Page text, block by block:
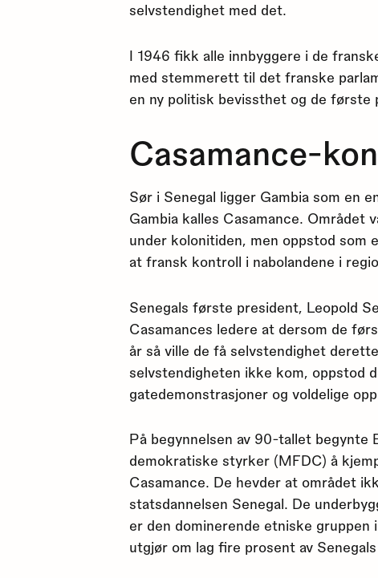
selvstendighet med det.
I 1946 fikk alle innbyggere i de
med stemmerett til det franske
en ny politisk bevissthet og de første
Casamance-
Sør i Senegal ligger Gambia som en
Gambia kalles Casamance. Området
under kolonitiden, men oppstod som
at fransk kontroll i nabolandene i
Senegals første president, Leopold
Casamances ledere at dersom de
år så ville de få selvstendighet
selvstendigheten ikke kom, oppstod
gatedemonstrasjoner og voldelige
På begynnelsen av 90-tallet begynte
demokratiske styrker (MFDC) å
Casamance. De hevder at området
statsdannelsen Senegal. De
er den dominerende etniske gruppen
utgjør om lag fire prosent av